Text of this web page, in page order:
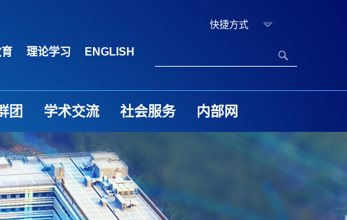
快捷方式
理论学习 ENGLISH
团 学术交流 社会服务 内部网